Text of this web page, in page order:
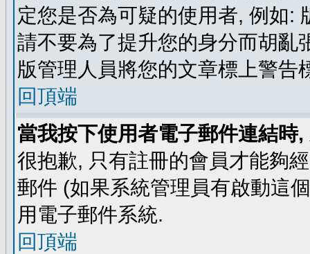
定您是否為可疑的使用者, 例如:
請不要為了提升您的身分而胡亂
版管理人員將您的文章標上警告
回頂端
當我按下使用者電子郵件連結時
很抱歉, 只有註冊的會員才能夠
郵件 (如果系統管理員有啟動這
用電子郵件系統.
回頂端